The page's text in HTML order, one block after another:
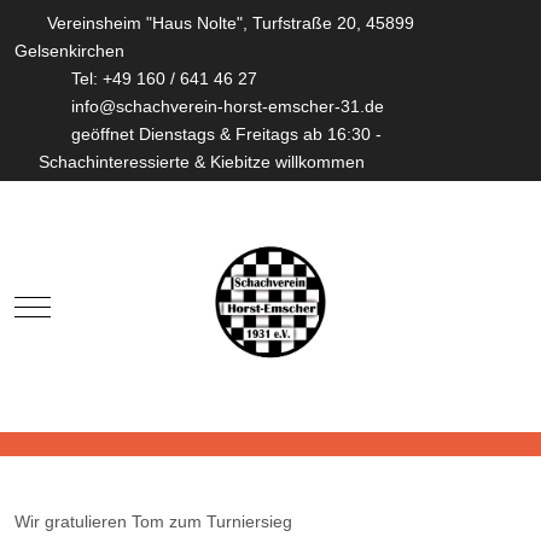
Vereinsheim "Haus Nolte", Turfstraße 20, 45899
Gelsenkirchen
Tel: +49 160 / 641 46 27
info@schachverein-horst-emscher-31.de
geöffnet Dienstags & Freitags ab 16:30 -
Schachinteressierte & Kiebitze willkommen
Mobile Menu Toggle
Wir gratulieren Tom zum Turniersieg